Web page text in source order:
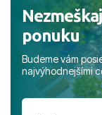
ponuku
Budeme vám
najvýhodnejšími